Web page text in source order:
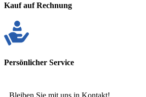
Kauf auf Rechnung
Persönlicher Service